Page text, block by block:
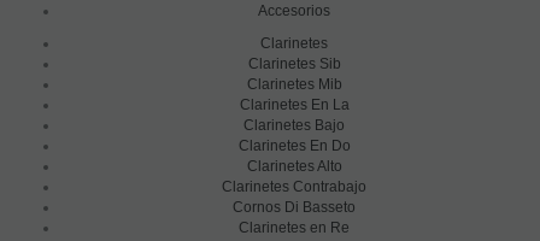
Accesorios
Clarinetes
Clarinetes Sib
Clarinetes Mib
Clarinetes En La
Clarinetes Bajo
Clarinetes En Do
Clarinetes Alto
Clarinetes Contrabajo
Cornos Di Basseto
Clarinetes en Re